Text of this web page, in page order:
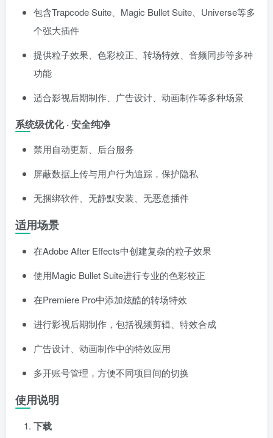
包含Trapcode Suite、Magic Bullet Suite、Universe等多
个强大插件
提供粒子效果、色彩校正、转场特效、音频同步等多种
功能
适合影视后期制作、广告设计、动画制作等多种场景
系统级优化 · 安全纯净
禁用自动更新、后台服务
屏蔽数据上传与用户行为追踪，保护隐私
无捆绑软件、无静默安装、无恶意插件
适用场景
在Adobe After Effects中创建复杂的粒子效果
使用Magic Bullet Suite进行专业的色彩校正
在Premiere Pro中添加炫酷的转场特效
进行影视后期制作，包括视频剪辑、特效合成
广告设计、动画制作中的特效应用
多开账号管理，方便不同项目间的切换
使用说明
下载